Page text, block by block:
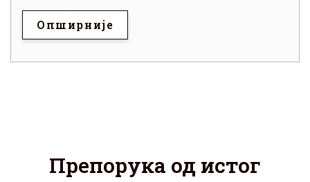
Опширније
Препорука од истог